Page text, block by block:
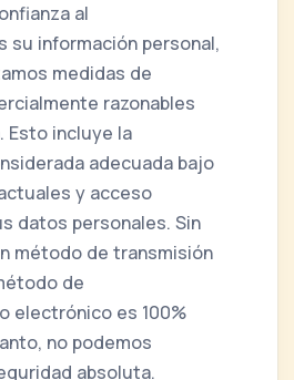
al
su información personal,
medidas de
razonables
Esto incluye la
adecuada bajo
y acceso
datos personales. Sin
método de transmisión
de
electrónico es 100%
no podemos
absoluta.